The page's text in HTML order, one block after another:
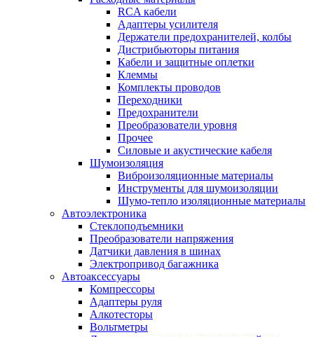
RCA кабели
Адаптеры усилителя
Держатели предохранителей, колбы
Дистрибьюторы питания
Кабели и защитные оплетки
Клеммы
Комплекты проводов
Переходники
Предохранители
Преобразователи уровня
Прочее
Силовые и акустические кабеля
Шумоизоляция
Виброизоляционные материалы
Инструменты для шумоизоляции
Шумо-тепло изоляционные материалы
Автоэлектроника
Стеклоподъемники
Преобразователи напряжения
Датчики давления в шинах
Электропривод багажника
Автоаксессуары
Компрессоры
Адаптеры руля
Алкотесторы
Вольтметры